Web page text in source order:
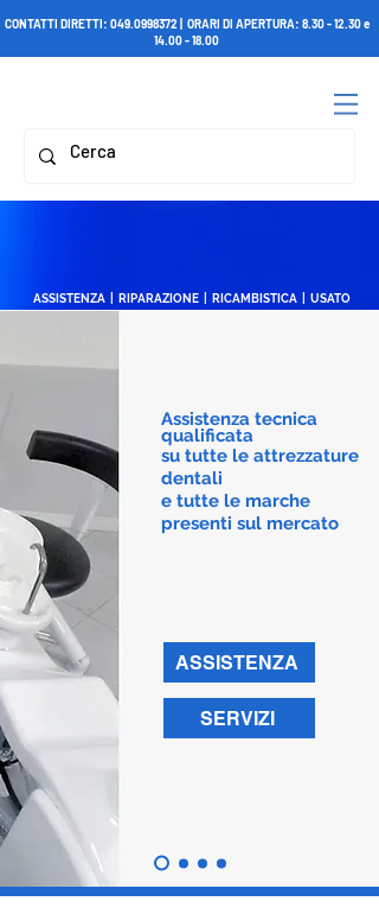
CONTATTI DIRETTI: 049.0998372 | ORARI DI APERTURA: 8.30 - 12.30e
14.00 - 18.00
ASSISTENZA | RIPARAZIONE | RICAMBISTICA | USATO
Assistenza tecnica
qualificata
su tutte le attrezzature
dentali
e tutte le marche
presenti sul mercato
ASSISTENZA
SERVIZI